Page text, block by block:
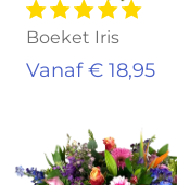
Boeket Iris
Vanaf € 18,95